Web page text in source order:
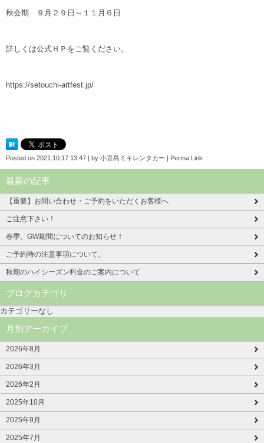
秋会期 ９月２９日～１１月６日
詳しくは公式ＨＰをご覧ください。
https://setouchi-artfest.jp/
Posted on 2021.10.17 13:47 | by 小豆島ミキレンタカー | Perma Link
最新の記事
【重要】お問い合わせ・ご予約をいただくお客様へ
ご注意下さい！
春季、GW期間についてのお知らせ！
ご予約時の注意事項について。
秋期のハイシーズン料金のご案内について
ブログカテゴリ
カテゴリーなし
月別アーカイブ
2026年8月
2026年3月
2026年2月
2025年10月
2025年9月
2025年7月